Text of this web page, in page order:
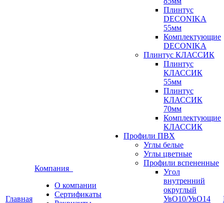
Главная
Компания
О компании
Сертификаты
Плинтус
DECONIKA
55мм
Комплектующие
DECONIKA
Плинтус КЛАССИК
Плинтус
КЛАССИК
55мм
Плинтус
КЛАССИК
70мм
Комплектующие
КЛАССИК
Профили ПВХ
Углы белые
Углы цветные
Профили вспененные
Угол
внутренний
округлый
УвО10/УвО14